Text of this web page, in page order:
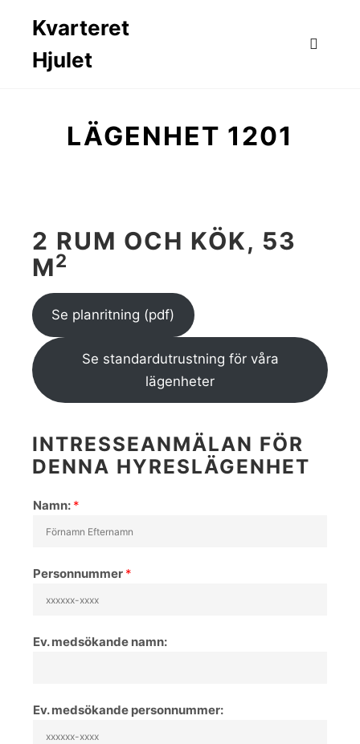
Kvarteret
Hjulet
LÄGENHET 1201
2 RUM OCH KÖK, 53
M2
Se planritning (pdf)
Se standardutrustning för våra
lägenheter
INTRESSEANMÄLAN FÖR
DENNA HYRESLÄGENHET
Namn: *
Personnummer *
Ev. medsökande namn:
Ev. medsökande personnummer: